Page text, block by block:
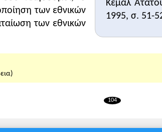
Κεμάλ
1995, σ. 51-
των εθνικών
των εθνικών
104